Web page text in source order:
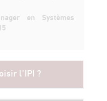
en Systèmes
l'IPI ?